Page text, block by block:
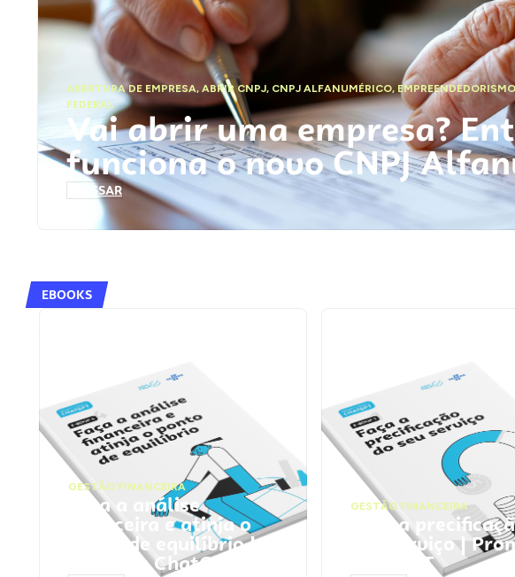
ABERTURA DE EMPRESA,ABRIR CNPJ, CNPJ ALFANUMÉRICO, EMPREENDEDORISMO
FEDERAL
Vai abrir uma empresa?
funciona o novo CNPJ
ACESSAR
EBOOKS
GESTÃO FINANCEIRA
Faça a análise
financeira e atinja o
ponto de equilíbrio |
Prompts ChatGPT
GESTÃO FINANCEIRA
Faça a
seu serviço |
ChatGPT